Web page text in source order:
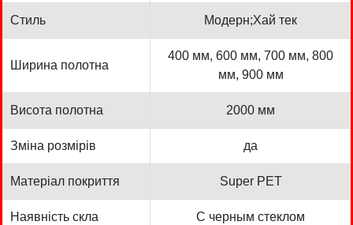
Стиль Модерн;Хай тек
Ширина полотна
400 мм, 600 мм, 700 мм, 800
мм, 900 мм
Висота полотна 2000 мм
Зміна розмірів да
Матеріал покриття Super PET
Наявність скла С черным стеклом